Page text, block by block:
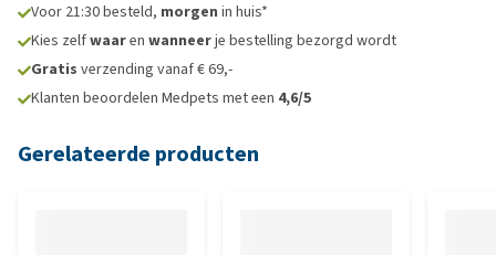
Voor 21:30 besteld, morgen in huis*
Kies zelfwaaren wanneerje bestelling bezorgd wordt
Gratis verzending vanaf € 69,-
Klanten beoordelen Medpets met een 4,6/5
Gerelateerde producten